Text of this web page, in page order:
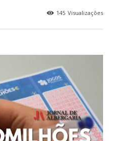
145 Visualizações